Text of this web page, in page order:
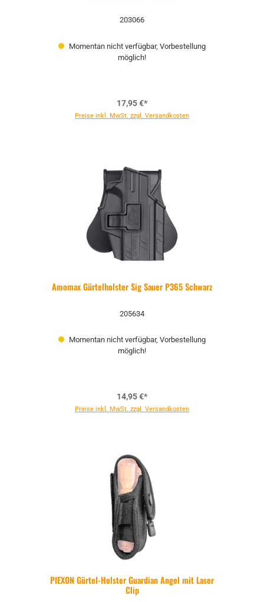
203066
Momentan nicht verfügbar, Vorbestellung
möglich!
17,95 €*
Preise inkl. MwSt. zzgl. Versandkosten
Amomax Gürtelholster Sig Sauer P365 Schwarz
205634
Momentan nicht verfügbar, Vorbestellung
möglich!
14,95 €*
Preise inkl. MwSt. zzgl. Versandkosten
PIEXON Gürtel-Holster Guardian Angel mit Laser
Clip